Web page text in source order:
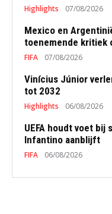
Highlights 07/08/2026
Mexico en
toenemende kritiek
FIFA 07/08/2026
Vinícius Júnior
tot 2032
Highlights 06/08/2026
UEFA houdt voet bij
Infantino aanblijft
FIFA 06/08/2026